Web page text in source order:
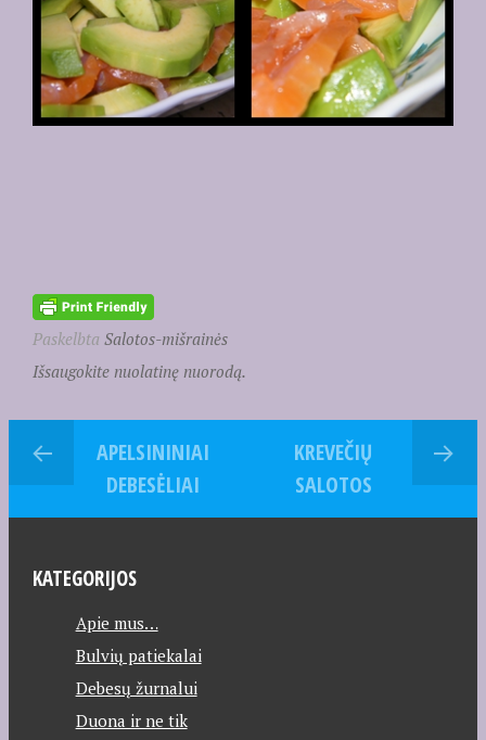
Paskelbta Salotos-mišrainės
Išsaugokite nuolatinę nuorodą.
APELSININIAI
DEBESĖLIAI
KREVEČIŲ
SALOTOS
KATEGORIJOS
Apie mus…
Bulvių patiekalai
Debesų žurnalui
Duona ir ne tik